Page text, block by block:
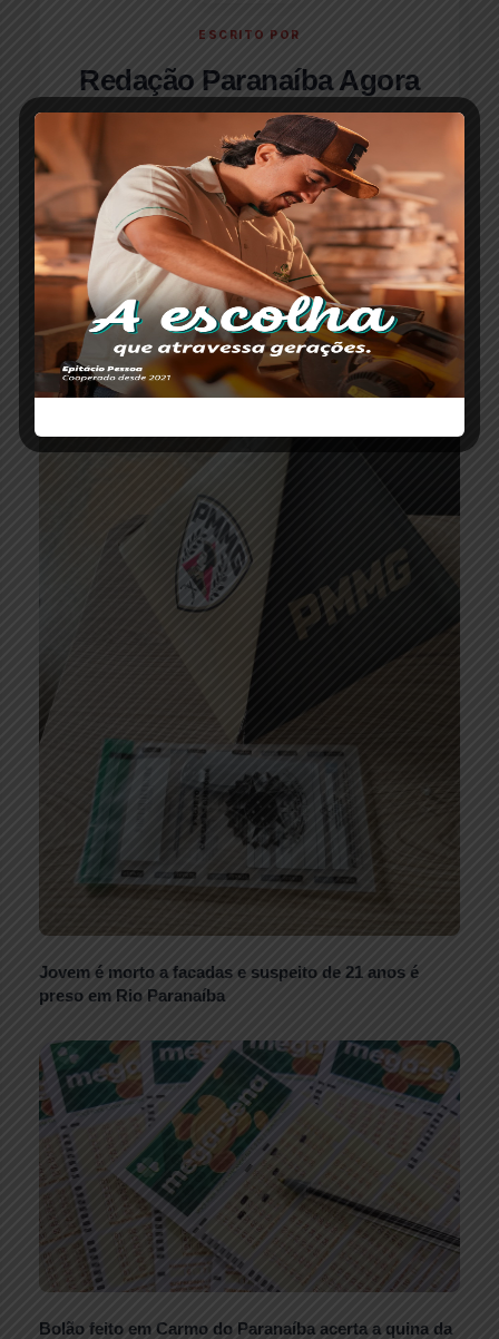
ESCRITO POR
Redação Paranaíba Agora
O portal Paranaíba Agora completa oito anos
levando informação com responsabilidade e
credibilidade para todo Alto Paranaíba.
CONTINUE LENDO
Jovem é morto a facadas e suspeito de 21 anos é
preso em Rio Paranaíba
Bolão feito em Carmo do Paranaíba acerta a quina da